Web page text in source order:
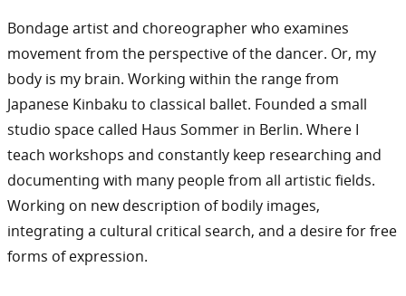
Bondage artist and choreographer who examines
movement from the perspective of the dancer. Or, my
body is my brain. Working within the range from
Japanese Kinbaku to classical ballet. Founded a small
studio space called Haus Sommer in Berlin. Where I
teach workshops and constantly keep researching and
documenting with many people from all artistic fields.
Working on new description of bodily images,
integrating a cultural critical search, and a desire for free
forms of expression.